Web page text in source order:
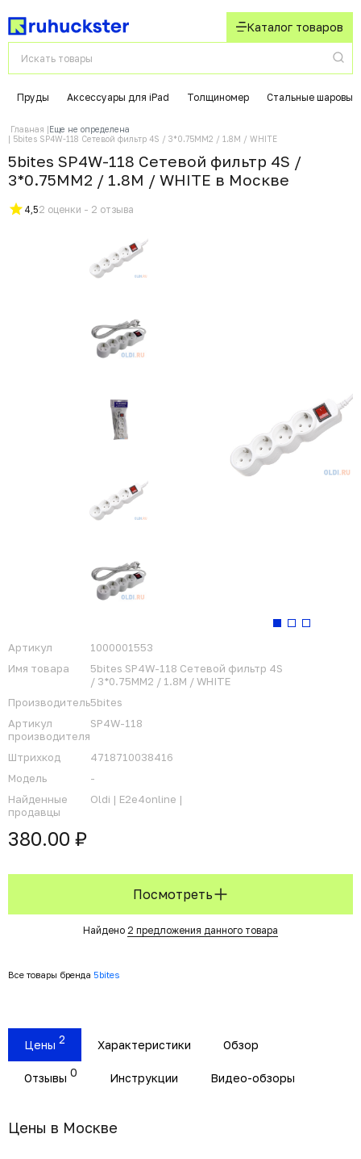
Каталог товаров
Пруды Аксессуары для iPad Толщиномер Стальные шаровые
Главная
Еще не определена
5bites SP4W-118 Сетевой фильтр 4S / 3*0.75MM2 / 1.8M / WHITE
5bites SP4W-118 Сетевой фильтр 4S /
3*0.75MM2 / 1.8M / WHITE в Москвe
4,52 оценки - 2 отзыва
Артикул
1000001553
Имя товара
5bites SP4W-118 Сетевой фильтр 4S
/ 3*0.75MM2 / 1.8M / WHITE
Производитель5bites
Артикул
производителя
SP4W-118
Штрихкод
4718710038416
Модель
-
Найденные
продавцы
Oldi | E2e4online |
380.00 ₽
Посмотреть
Найдено 2 предложения данного товара
Все товары бренда 5bites
Цены 2 Характеристики Обзор
Отзывы 0 Инструкции Видео-обзоры
Цены в Москвe